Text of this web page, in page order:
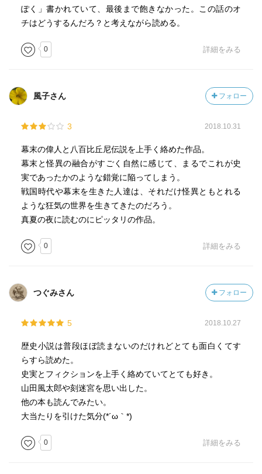
ぽく」書かれていて、最後まで飽きなかった。この話のオ
チはどうするんだろ？と考えながら読める。
0 詳細をみる
風子さん フォロー
3 2018.10.31
幕末の偉人と八百比丘尼伝説を上手く絡めた作品。
幕末と怪異の融合がすごく自然に感じて、まるでこれが史
実であったかのような錯覚に陥ってしまう。
戦国時代や幕末を生きた人達は、それだけ怪異ともとれる
ような狂気の世界を生きてきたのだろう。
真夏の夜に読むのにピッタリの作品。
0 詳細をみる
つぐみさん フォロー
5 2018.10.27
歴史小説は普段ほぼ読まないのだけれどとても面白くてす
らすら読めた。
史実とフィクションを上手く絡めていてとても好き。
山田風太郎や刻迷宮を思い出した。
他の本も読んでみたい。
大当たりを引けた気分(*´ω｀*)
0 詳細をみる